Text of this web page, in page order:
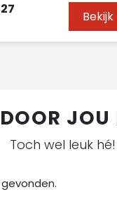
Bekijk
JOU
Toch wel leuk hé!